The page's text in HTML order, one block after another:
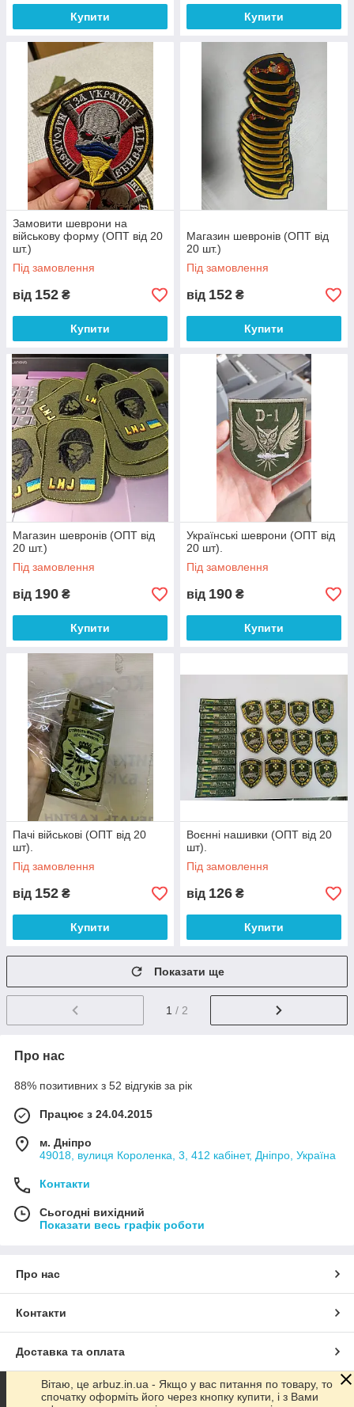
Купити Купити
Замовити шеврони на
військову форму (ОПТ від 20
шт.)
Під замовлення
від 152 ₴
Купити
Магазин шевронів (ОПТ від
20 шт.)
Під замовлення
від 152 ₴
Купити
Магазин шевронів (ОПТ від
20 шт.)
Під замовлення
від 190 ₴
Купити
Українські шеврони (ОПТ від
20 шт).
Під замовлення
від 190 ₴
Купити
Пачі військові (ОПТ від 20
шт).
Під замовлення
від 152 ₴
Купити
Воєнні нашивки (ОПТ від 20
шт).
Під замовлення
від 126 ₴
Купити
Показати ще
1 / 2
Про нас
88% позитивних з 52 відгуків за рік
Працює з 24.04.2015
м. Дніпро
49018, вулиця Короленка, 3, 412 кабінет, Дніпро, Україна
Контакти
Сьогодні вихідний
Показати весь графік роботи
Про нас
Контакти
Доставка та оплата
Графік роботи
Вітаю, це arbuz.in.ua - Якщо у вас питання по товару, то
спочатку оформіть його через кнопку купити, і з Вами